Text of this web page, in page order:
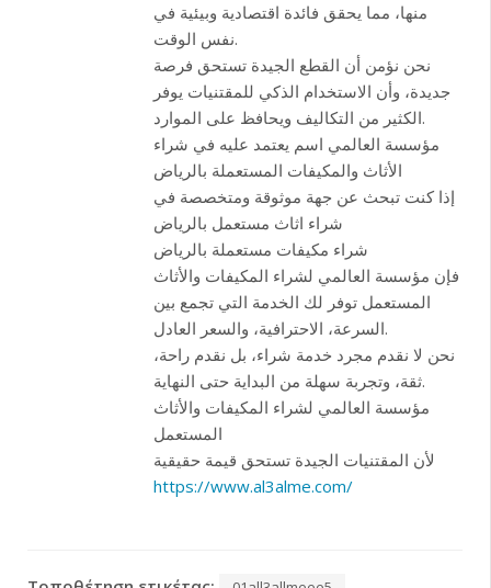
منها، مما يحقق فائدة اقتصادية وبيئية في
نفس الوقت.
نحن نؤمن أن القطع الجيدة تستحق فرصة
جديدة، وأن الاستخدام الذكي للمقتنيات يوفر
الكثير من التكاليف ويحافظ على الموارد.
مؤسسة العالمي اسم يعتمد عليه في شراء
الأثاث والمكيفات المستعملة بالرياض
إذا كنت تبحث عن جهة موثوقة ومتخصصة في
شراء اثاث مستعمل بالرياض
شراء مكيفات مستعملة بالرياض
فإن مؤسسة العالمي لشراء المكيفات والأثاث
المستعمل توفر لك الخدمة التي تجمع بين
السرعة، الاحترافية، والسعر العادل.
نحن لا نقدم مجرد خدمة شراء، بل نقدم راحة،
ثقة، وتجربة سهلة من البداية حتى النهاية.
مؤسسة العالمي لشراء المكيفات والأثاث
المستعمل
لأن المقتنيات الجيدة تستحق قيمة حقيقية
https://www.al3alme.com/